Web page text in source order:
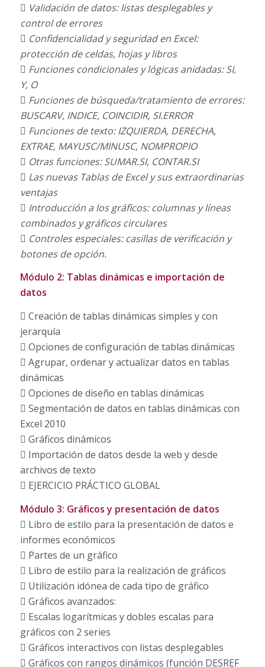
 Validación de datos: listas desplegables y
control de errores
 Confidencialidad y seguridad en Excel:
protección de celdas, hojas y libros
 Funciones condicionales y lógicas anidadas: SI,
Y, O
 Funciones de búsqueda/tratamiento de errores:
BUSCARV, INDICE, COINCIDIR, SI.ERROR
 Funciones de texto: IZQUIERDA, DERECHA,
EXTRAE, MAYUSC/MINUSC, NOMPROPIO
 Otras funciones: SUMAR.SI, CONTAR.SI
 Las nuevas Tablas de Excel y sus extraordinarias
ventajas
 Introducción a los gráficos: columnas y líneas
combinados y gráficos circulares
 Controles especiales: casillas de verificación y
botones de opción.
Módulo 2: Tablas dinámicas e importación de
datos
 Creación de tablas dinámicas simples y con
jerarquía
 Opciones de configuración de tablas dinámicas
 Agrupar, ordenar y actualizar datos en tablas
dinámicas
 Opciones de diseño en tablas dinámicas
 Segmentación de datos en tablas dinámicas con
Excel 2010
 Gráficos dinámicos
 Importación de datos desde la web y desde
archivos de texto
 EJERCICIO PRÁCTICO GLOBAL
Módulo 3: Gráficos y presentación de datos
 Libro de estilo para la presentación de datos e
informes económicos
 Partes de un gráfico
 Libro de estilo para la realización de gráficos
 Utilización idónea de cada tipo de gráfico
 Gráficos avanzados:
 Escalas logarítmicas y dobles escalas para
gráficos con 2 series
 Gráficos interactivos con listas desplegables
 Gráficos con rangos dinámicos (función DESREF